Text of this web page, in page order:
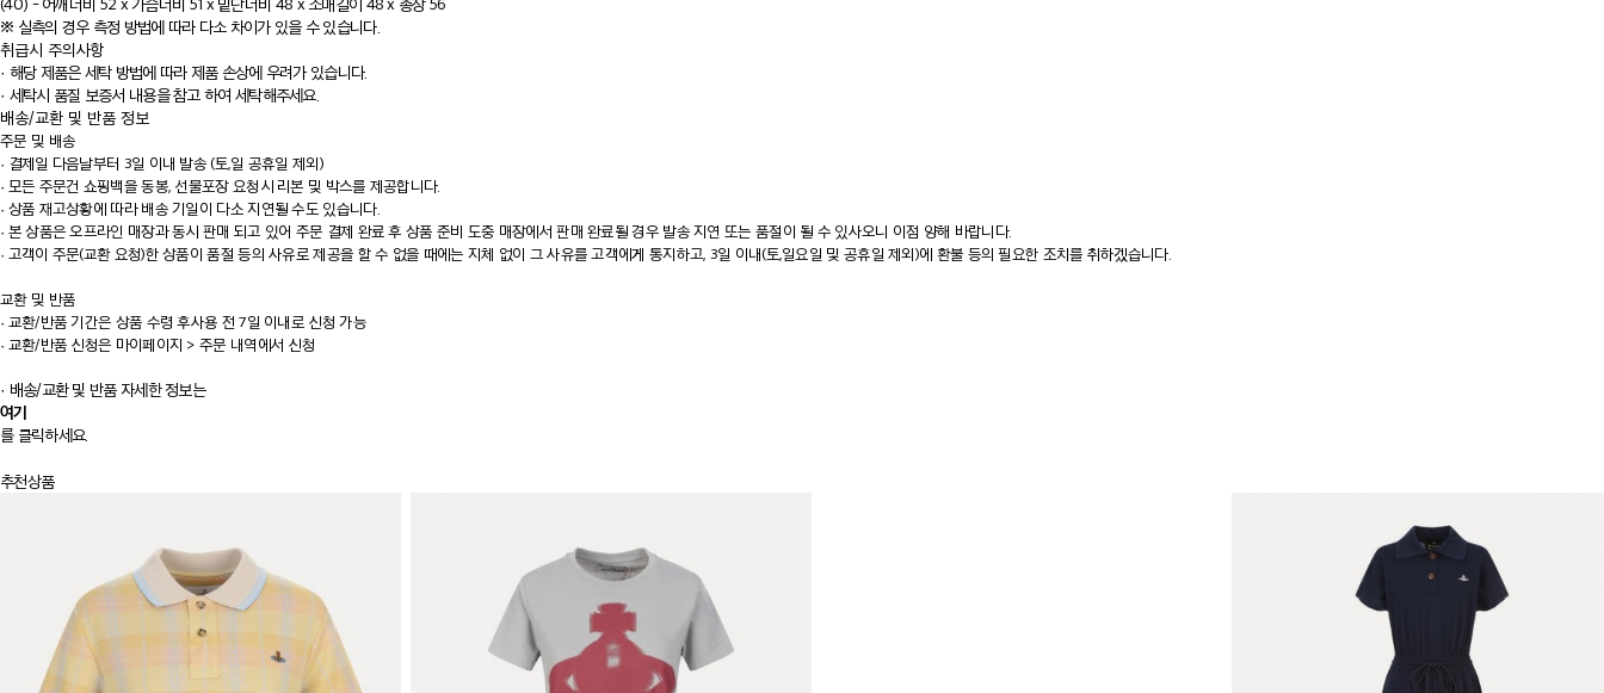
(40) - 어깨너비 52 x 가슴너비 51 x 밑단너비 48 x 소매길이 48 x 총장 56
※ 실측의 경우 측정 방법에 따라 다소 차이가 있을 수 있습니다.
취급시 주의사항
· 해당 제품은 세탁 방법에 따라 제품 손상에 우려가 있습니다.
· 세탁시 품질 보증서 내용을 참고 하여 세탁해주세요.
배송/교환 및 반품 정보
주문 및 배송
· 결제일 다음날부터 3일 이내 발송 (토,일 공휴일 제외)
· 모든 주문건 쇼핑백을 동봉, 선물포장 요청시 리본 및 박스를 제공합니다.
· 상품 재고상황에 따라 배송 기일이 다소 지연될 수도 있습니다.
· 본 상품은 오프라인 매장과 동시 판매 되고 있어 주문 결제 완료 후 상품 준비 도중 매장에서 판매 완료될 경우 발송 지연 또는 품절이 될 수 있사오니 이점 양해 바랍니다.
· 고객이 주문(교환 요청)한 상품이 품절 등의 사유로 제공을 할 수 없을 때에는 지체 없이 그 사유를 고객에게 통지하고, 3일 이내(토,일요일 및 공휴일 제외)에 환불 등의 필요한 조치를 취하겠습니다.
교환 및 반품
· 교환/반품 기간은 상품 수령 후사용 전 7일 이내로 신청 가능
· 교환/반품 신청은 마이페이지 > 주문 내역에서 신청
· 배송/교환 및 반품 자세한 정보는
여기
를 클릭하세요.
추천상품